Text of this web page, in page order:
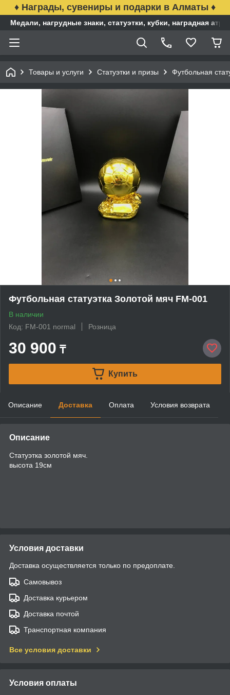
♦ Награды, сувениры и подарки в Алматы ♦
Медали, нагрудные знаки, статуэтки, кубки, наградная
Товары и услуги Статуэтки и призы Футбольная
Футбольная статуэтка Золотой мяч FM-001
В наличии
Код: FM-001 normal
Розница
30 900 ₸
Купить
Описание Доставка Оплата Условия возврата
Описание
Статуэтка золотой мяч.
высота 19см
Условия доставки
Доставка осуществляется только по предоплате.
Самовывоз
Доставка курьером
Доставка почтой
Транспортная компания
Все условия доставки
Условия оплаты